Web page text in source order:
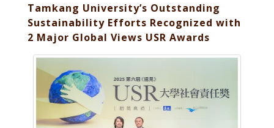
Tamkang University’s Outstanding
Sustainability Efforts Recognized with
2 Major Global Views USR Awards